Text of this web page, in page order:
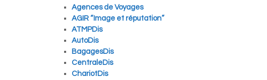
Agences de Voyages
AGIR “Image et réputation”
ATMPDis
AutoDis
BagagesDis
CentraleDis
ChariotDis